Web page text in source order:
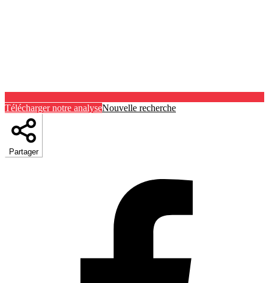
Télécharger notre analyseNouvelle recherche
Partager